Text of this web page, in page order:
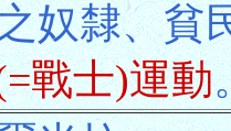
奴隸、貧
戰士)運動